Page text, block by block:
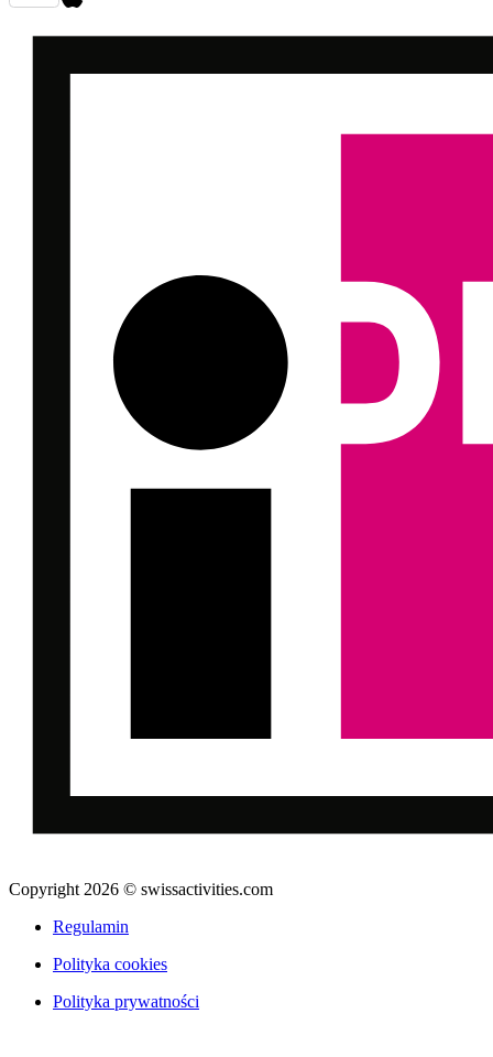
Copyright 2026 © swissactivities.com
Regulamin
Polityka cookies
Polityka prywatności